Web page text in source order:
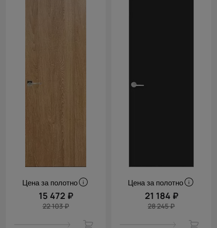
Цена за полотно
15 472 ₽
22 103 ₽
Цена за полотно
21 184 ₽
28 245 ₽